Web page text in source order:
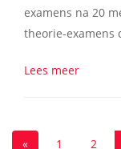
examens na 20
theorie-examens
Lees meer
« 1 2